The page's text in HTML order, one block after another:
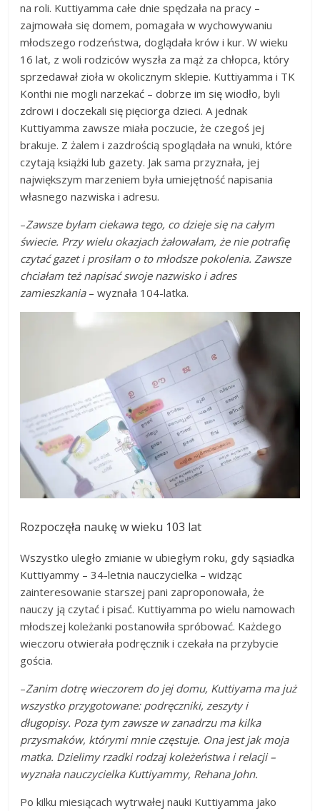
na roli. Kuttiyamma całe dnie spędzała na pracy –
zajmowała się domem, pomagała w wychowywaniu
młodszego rodzeństwa, doglądała krów i kur. W wieku
16 lat, z woli rodziców wyszła za mąż za chłopca, który
sprzedawał zioła w okolicznym sklepie. Kuttiyamma i TK
Konthi nie mogli narzekać – dobrze im się wiodło, byli
zdrowi i doczekali się pięciorga dzieci. A jednak
Kuttiyamma zawsze miała poczucie, że czegoś jej
brakuje. Z żalem i zazdrością spoglądała na wnuki, które
czytają książki lub gazety. Jak sama przyznała, jej
największym marzeniem była umiejętność napisania
własnego nazwiska i adresu.
–Zawsze byłam ciekawa tego, co dzieje się na całym
świecie. Przy wielu okazjach żałowałam, że nie potrafię
czytać gazet i prosiłam o to młodsze pokolenia. Zawsze
chciałam też napisać swoje nazwisko i adres
zamieszkania– wyznała 104-latka.
Rozpoczęła naukę w wieku 103 lat
Wszystko uległo zmianie w ubiegłym roku, gdy sąsiadka
Kuttiyammy – 34-letnia nauczycielka – widząc
zainteresowanie starszej pani zaproponowała, że
nauczy ją czytać i pisać. Kuttiyamma po wielu namowach
młodszej koleżanki postanowiła spróbować. Każdego
wieczoru otwierała podręcznik i czekała na przybycie
gościa.
–Zanim dotrę wieczorem do jej domu, Kuttiyama ma już
wszystko przygotowane: podręczniki, zeszyty i
długopisy. Poza tym zawsze w zanadrzu ma kilka
przysmaków, którymi mnie częstuje. Ona jest jak moja
matka. Dzielimy rzadki rodzaj koleżeństwa i relacji –
wyznała nauczycielka Kuttiyammy, Rehana John.
Po kilku miesiącach wytrwałej nauki Kuttiyamma jako